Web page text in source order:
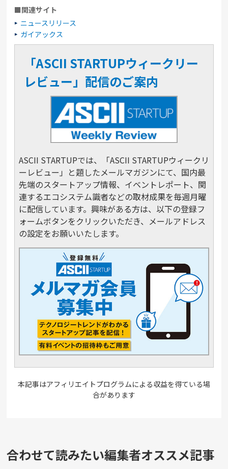
■関連サイト
ニュースリリース
ガイアックス
「ASCII STARTUPウィークリー
レビュー」配信のご案内
ASCII STARTUPでは、「ASCII STARTUPウィークリ
ーレビュー」と題したメールマガジンにて、国内最
先端のスタートアップ情報、イベントレポート、関
連するエコシステム識者などの取材成果を毎週月曜
に配信しています。興味がある方は、以下の登録フ
ォームボタンをクリックいただき、メールアドレス
の設定をお願いいたします。
本記事はアフィリエイトプログラムによる収益を得ている場
合があります
合わせて読みたい編集者オススメ記事